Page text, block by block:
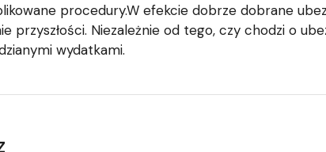
procedury.W efekcie dobrze dobrane
przyszłości. Niezależnie od tego, czy chodzi o
wydatkami.